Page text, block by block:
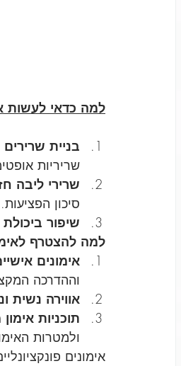
למה כדאי לעשות
בניית שרירים
שריריות
שרירי ליבה
סיכון הפציעות.
שיפור ביכולת
למה להצטרף
אימונים
וההדרכה
אווירה נשית
תוכניות
ולמטרות
אימונים